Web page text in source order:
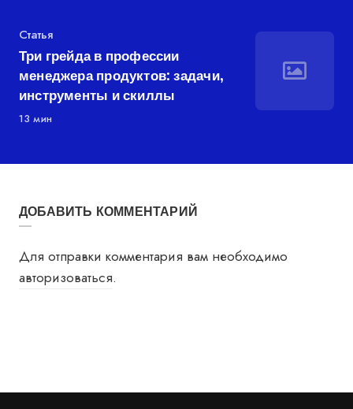
Категория
Статья
Три грейда в профессии
менеджера продуктов: задачи,
инструменты и скиллы
13 мин
ДОБАВИТЬ КОММЕНТАРИЙ
Для отправки комментария вам необходимо
авторизоваться.